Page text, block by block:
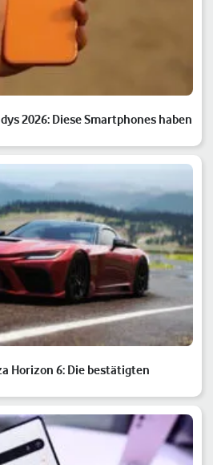
2026: Diese Smartphones haben
Horizon 6: Die bestätigten